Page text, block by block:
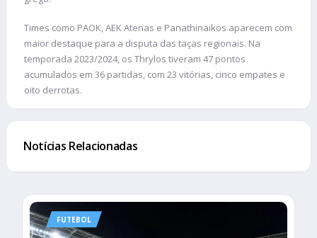
Times como PAOK, AEK Atenas e Panathinaikos aparecem com
maior destaque para a disputa das taças regionais. Na
temporada 2023/2024, os Thrylos tiveram 47 pontos
acumulados em 36 partidas, com 23 vitórias, cinco empates e
oito derrotas.
Notícias Relacionadas
FUTEBOL